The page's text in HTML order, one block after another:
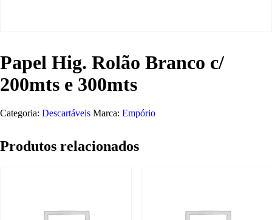
Papel Hig. Rolão Branco c/
200mts e 300mts
Categoria: Descartáveis Marca: Empório
Produtos relacionados